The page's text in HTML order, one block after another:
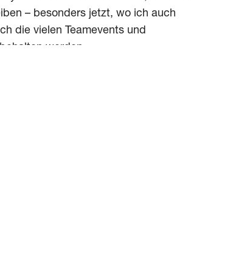
– besonders jetzt, wo ich auch
die vielen Teamevents und
werden.